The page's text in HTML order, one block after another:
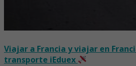
Viajar a Francia y viajar en
transporte iEduex